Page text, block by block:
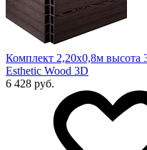
Комплект 2,20х0,8м
Esthetic Wood 3D
6 428 руб.